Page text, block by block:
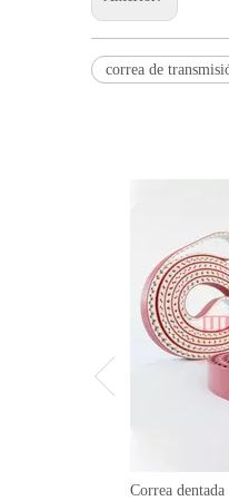
correa de
Correa